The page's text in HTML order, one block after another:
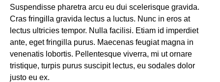
Suspendisse pharetra arcu eu dui scelerisque gravida.
Cras fringilla gravida lectus a luctus. Nunc in eros at
lectus ultricies tempor. Nulla facilisi. Etiam id imperdiet
ante, eget fringilla purus. Maecenas feugiat magna in
venenatis lobortis. Pellentesque viverra, mi ut ornare
tristique, turpis purus suscipit lectus, eu sodales dolor
justo eu ex.